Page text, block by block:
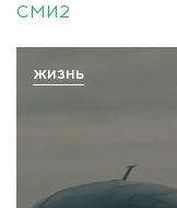
СМИ2
ЖИЗНЬ